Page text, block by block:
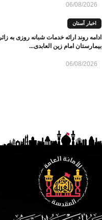
06/08/2026
اخبار آستان
ادامه روند ارائه خدمات شبانه روزی به
بیمارستان امام زین العابدی...
06/08/2026